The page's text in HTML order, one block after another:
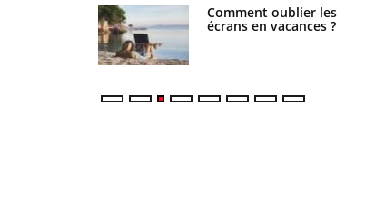
Comment oublier les
écrans en vacances ?